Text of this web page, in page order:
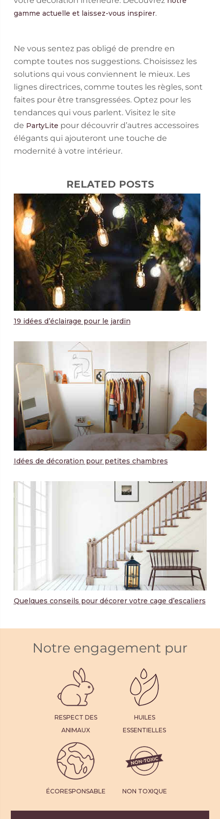
gamme actuelle et laissez-vous inspirer.
Ne vous sentez pas obligé de prendre en
compte toutes nos suggestions. Choisissez les
solutions qui vous conviennent le mieux. Les
lignes directrices, comme toutes les règles, sont
faites pour être transgressées. Optez pour les
tendances qui vous parlent. Visitez le site
de PartyLite pour découvrir d’autres accessoires
élégants qui ajouteront une touche de
modernité à votre intérieur.
RELATED POSTS
19 idées d’éclairage pour le jardin
Idées de décoration pour petites chambres
Quelques conseils pour décorer votre cage d’escaliers
Notre engagement pur
RESPECT DES
ANIMAUX
HUILES
ESSENTIELLES
ÉCORESPONSABLE NON TOXIQUE